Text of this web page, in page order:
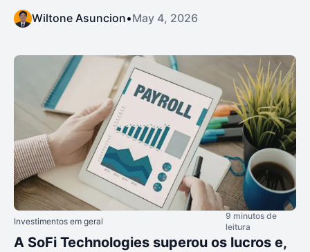
Wiltone Asuncion•May 4, 2026
Investimentos em geral
9 minutos de
leitura
A SoFi Technologies superou os lucros e,